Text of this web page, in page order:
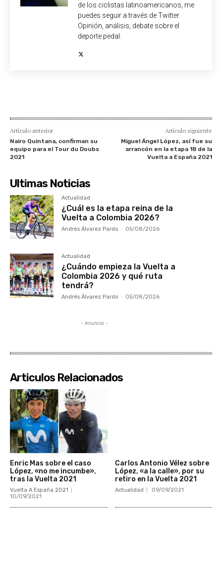
de los ciclistas latinoamericanos, me
puedes seguir a través de Twitter.
Opinión, análisis, debate sobre el
deporte pedal.
Artículo anterior
Nairo Quintana, confirman su
equipo para el Tour du Doubs
2021
Artículo siguiente
Miguel Ángel López, así fue su
arrancón en la etapa 18 de la
Vuelta a España 2021
Ultimas Noticias
Actualidad
¿Cuál es la etapa reina de la
Vuelta a Colombia 2026?
Andrés Álvarez Pardo - 05/08/2026
Actualidad
¿Cuándo empieza la Vuelta a
Colombia 2026 y qué ruta
tendrá?
Andrés Álvarez Pardo - 05/08/2026
- Anuncio -
Articulos Relacionados
Enric Mas sobre el caso
López, «no me incumbe»,
tras la Vuelta 2021
Vuelta A España 2021
10/09/2021
Carlos Antonio Vélez sobre
López, «a la calle», por su
retiro en la Vuelta 2021
Actualidad 09/09/2021